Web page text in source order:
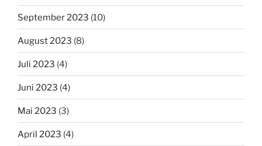
September 2023 (10)
August 2023 (8)
Juli 2023 (4)
Juni 2023 (4)
Mai 2023 (3)
April 2023 (4)